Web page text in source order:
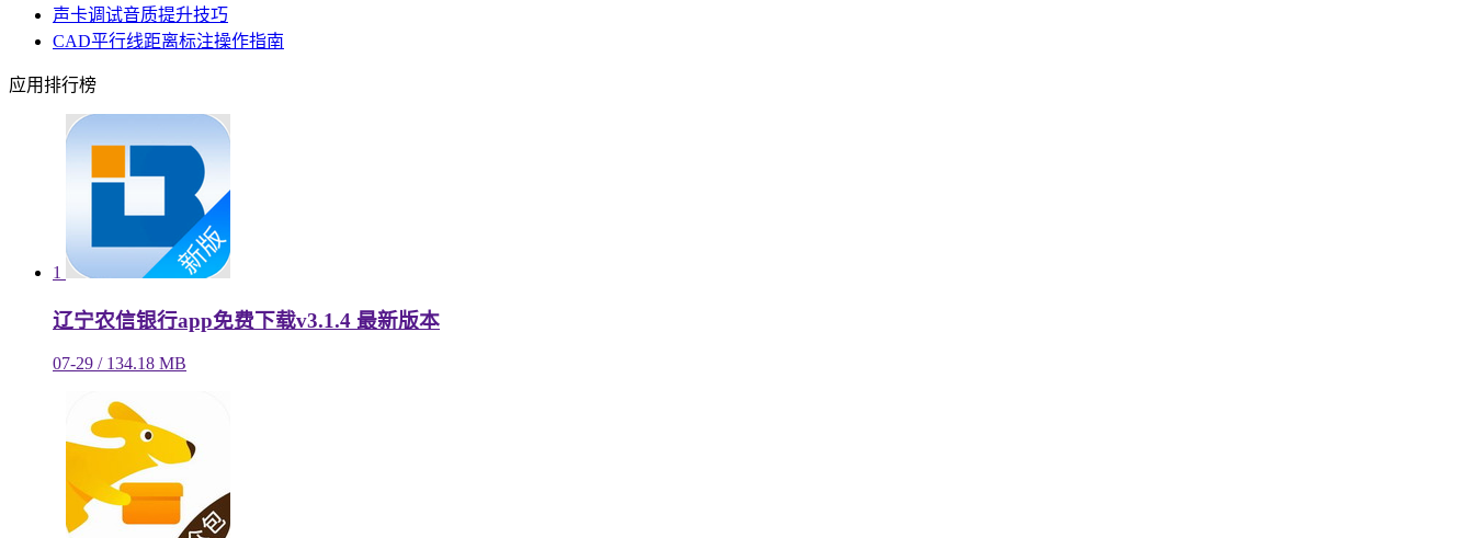
声卡调试音质提升技巧
CAD平行线距离标注操作指南
应用排行榜
1
辽宁农信银行app免费下载v3.1.4 最新版本
07-29 / 134.18 MB